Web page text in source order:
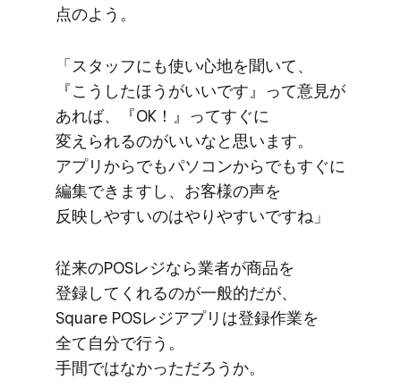
点の​よう。
「スタッフにも​使い心地を​聞いて、​
『こうした​ほうが​いいです』って​意見が​
あれば、​『OK！』って​すぐに​
変えられるのが​いいなと​思います。​
アプリからでも​パソコンからでも​すぐに​
編集できますし、​お客様の​声を​
反映しやすいのは​やりやすいですね」
従来の​POSレジなら​業者が​商品を​
登録してくれるのが​一般的だが、​
Square POSレジアプリは​登録作業を​
全て​自分で​行う。​
手間ではなかっただろうか。